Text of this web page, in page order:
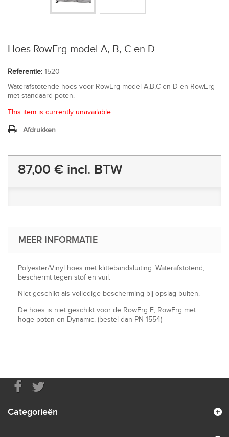
Hoes RowErg model A, B, C en D
Referentie: 1520
Waterafstotende hoes voor RowErg model A,B,C en D en RowErg
met standaard poten.
This item is currently unavailable.
Afdrukken
87,00 € incl. BTW
MEER INFORMATIE
Polyester/Vinyl hoes met klittebandsluiting. Waterafstotend,
beschermt tegen stof en vuil.
Niet geschikt als volledige bescherming bij opslag buiten.
De hoes is niet geschikt voor de RowErg E, RowErg met
hoge poten en Dynamic. (bestel dan PN 1554)
Categorieën